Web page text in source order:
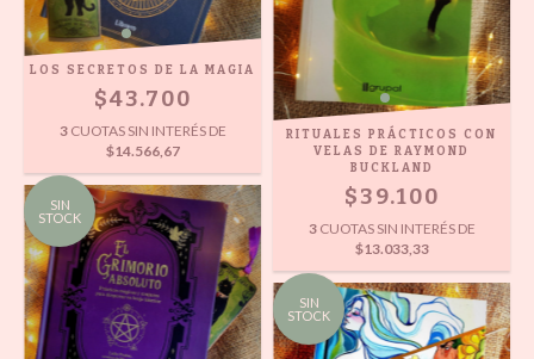
LOS SECRETOS DE LA MAGIA
$43.700
3 CUOTAS SIN INTERÉS DE
$14.566,67
RITUALES PRÁCTICOS CON
VELAS DE RAYMOND
BUCKLAND
$39.100
3 CUOTAS SIN INTERÉS DE
$13.033,33
SIN
STOCK
SIN
STOCK